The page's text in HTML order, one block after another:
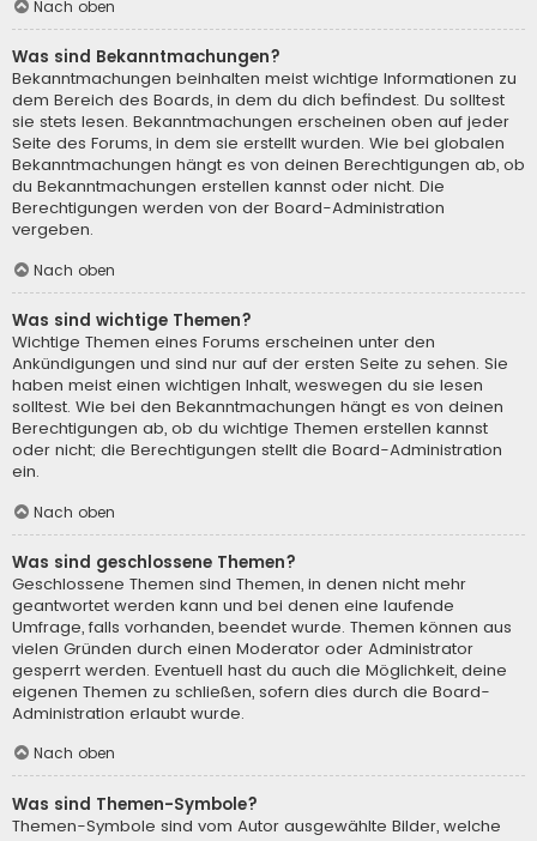
Nach oben
Was sind Bekanntmachungen?
Bekanntmachungen beinhalten meist wichtige Informationen zu
dem Bereich des Boards, in dem du dich befindest. Du solltest
sie stets lesen. Bekanntmachungen erscheinen oben auf jeder
Seite des Forums, in dem sie erstellt wurden. Wie bei globalen
Bekanntmachungen hängt es von deinen Berechtigungen ab, ob
du Bekanntmachungen erstellen kannst oder nicht. Die
Berechtigungen werden von der Board-Administration
vergeben.
Nach oben
Was sind wichtige Themen?
Wichtige Themen eines Forums erscheinen unter den
Ankündigungen und sind nur auf der ersten Seite zu sehen. Sie
haben meist einen wichtigen Inhalt, weswegen du sie lesen
solltest. Wie bei den Bekanntmachungen hängt es von deinen
Berechtigungen ab, ob du wichtige Themen erstellen kannst
oder nicht; die Berechtigungen stellt die Board-Administration
ein.
Nach oben
Was sind geschlossene Themen?
Geschlossene Themen sind Themen, in denen nicht mehr
geantwortet werden kann und bei denen eine laufende
Umfrage, falls vorhanden, beendet wurde. Themen können aus
vielen Gründen durch einen Moderator oder Administrator
gesperrt werden. Eventuell hast du auch die Möglichkeit, deine
eigenen Themen zu schließen, sofern dies durch die Board-
Administration erlaubt wurde.
Nach oben
Was sind Themen-Symbole?
Themen-Symbole sind vom Autor ausgewählte Bilder, welche